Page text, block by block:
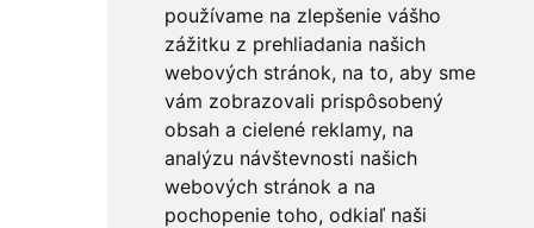
používame na zlepšenie vášho
zážitku z prehliadania našich
webových stránok, na to, aby sme
vám zobrazovali prispôsobený
obsah a cielené reklamy, na
analýzu návštevnosti našich
webových stránok a na
pochopenie toho, odkiaľ naši